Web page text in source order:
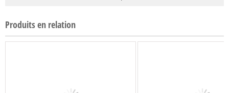
Produits en relation